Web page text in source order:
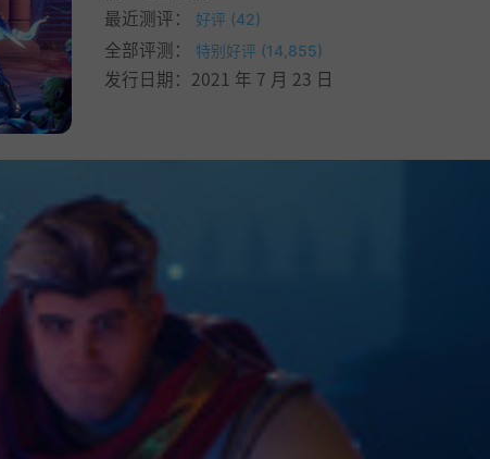
最近测评：
好评 (42)
全部评测： 特别好评 (14,855)
发行日期：2021 年 7 月 23 日